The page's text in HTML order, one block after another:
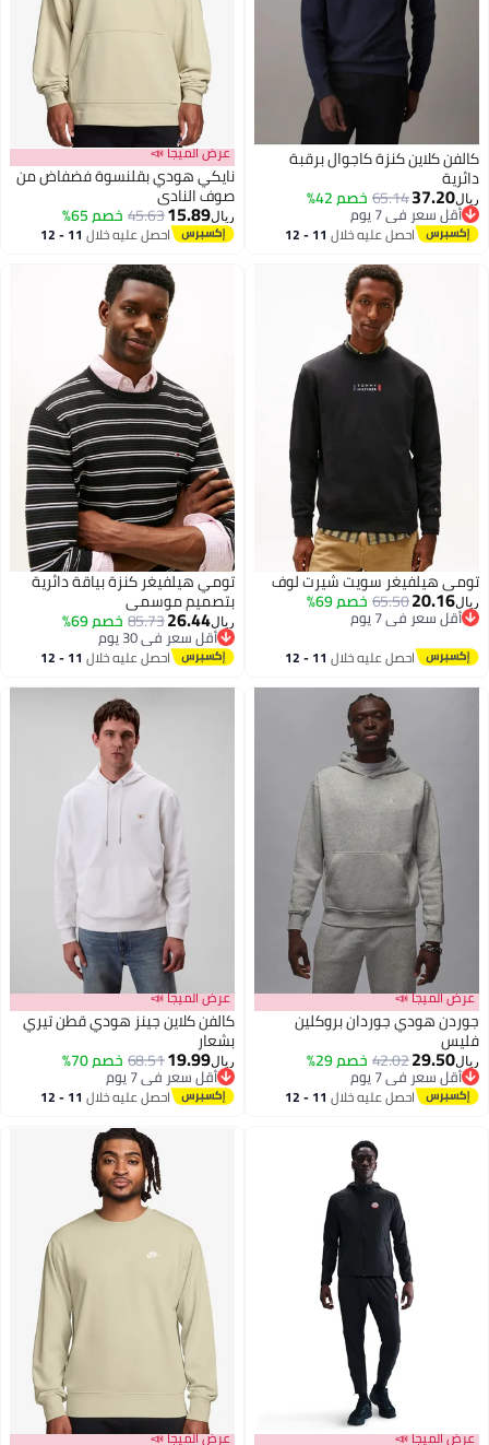
كالفن كلاين كنزة كاجوال برقبة
دائرية
ريال37.20
65.14خصم 42%
أقل سعر في 7 يوم
أقل سعر في 7 يوماحصل عليه خلال 11 - 12
3
عرض الميجا 📣
نايكي هودي بقلنسوة فضفاض من
صوف النادي
ريال15.89
45.63خصم 65%
احصل عليه خلال 11 - 12
تومي هيلفيغر سويت شيرت لوف
ريال20.16
65.50خصم 69%
أقل سعر في 7 يوم
أقل سعر في 7 يوم
احصل عليه خلال 11 - 12
اغسطس
تومي هيلفيغر كنزة بياقة دائرية
بتصميم موسمي
ريال26.44
85.73خصم 69%
أقل سعر في 30 يوم
أقل سعر في 30 يوماحصل عليه خلال 11 - 12
اغسطس
عرض الميجا 📣
جوردن هودي جوردان بروكلين
فليس
ريال29.50
42.02خصم 29%
أقل سعر في 7 يوم
أقل سعر في 7 يوماحصل عليه خلال 11 - 12
عرض الميجا 📣
كالفن كلاين جينز هودي قطن تيري
بشعار
ريال19.99
68.51خصم 70%
أقل سعر في 7 يوم
أقل سعر في 7 يوماحصل عليه خلال 11 - 12
عرض الميجا 📣 عرض الميجا 📣